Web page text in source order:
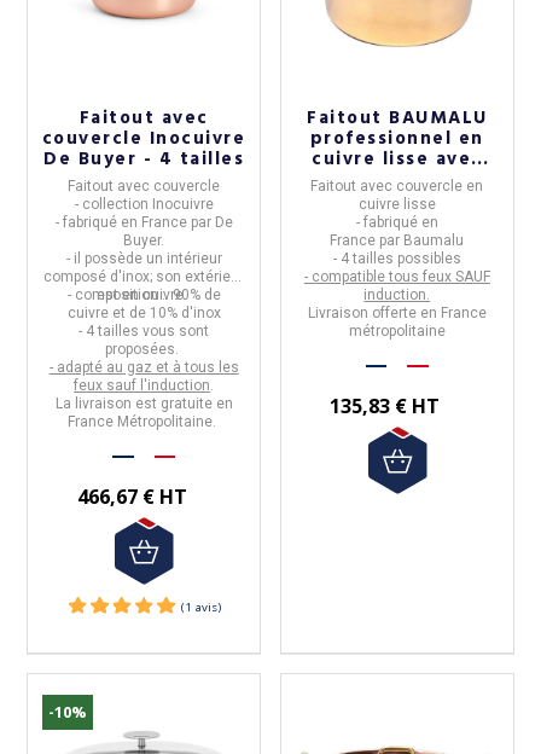
Faitout avec
couvercle Inocuivre
De Buyer - 4 tailles
Faitout avec couvercle
- collection Inocuivre
- fabriqué en Francepar De
Buyer.
- il possède un intérieur
composé d'inox; son extérieur
est en cuivre.
- composition : 90% de
cuivreet de 10% d'inox
- 4 tailles vous sont
proposées.
- adapté au gaz et à tous les
feux sauf l'induction.
La livraison est gratuite en
France Métropolitaine.
466,67 € HT
Faitout BAUMALU
professionnel en
cuivre lisse avec
couvercle - 4
tailles
Faitout avec couvercle en
cuivre lisse
- fabriqué en
France par Baumalu
- 4 tailles possibles
- compatible tous feux SAUF
induction.
Livraison offerte en France
métropolitaine
135,83 € HT
-10%